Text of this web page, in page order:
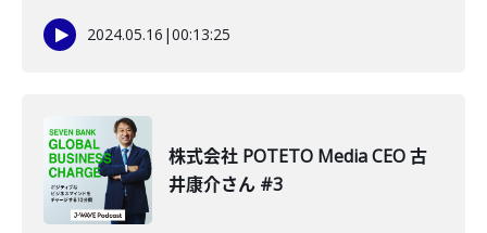
2024.05.16 |00:13:25
株式会社 POTETO Media CEO 古
井康介さん #3